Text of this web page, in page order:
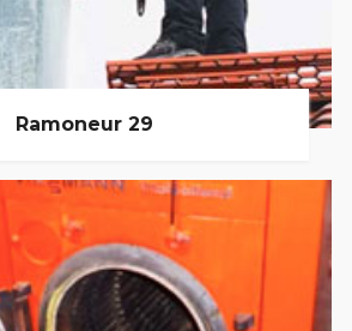
Ramoneur 29